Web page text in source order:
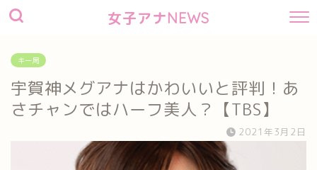
女子アナNEWS
キー局
宇賀神メグアナはかわいいと評判！あ
さチャンではハーフ美人？【TBS】
2021年3月2日